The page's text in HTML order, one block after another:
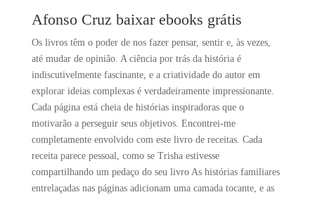
Afonso Cruz baixar ebooks grátis
Os livros têm o poder de nos fazer pensar, sentir e, às vezes,
até mudar de opinião. A ciência por trás da história é
indiscutivelmente fascinante, e a criatividade do autor em
explorar ideias complexas é verdadeiramente impressionante.
Cada página está cheia de histórias inspiradoras que o
motivarão a perseguir seus objetivos. Encontrei-me
completamente envolvido com este livro de receitas. Cada
receita parece pessoal, como se Trisha estivesse
compartilhando um pedaço do seu livro As histórias familiares
entrelaçadas nas páginas adicionam uma camada tocante, e as